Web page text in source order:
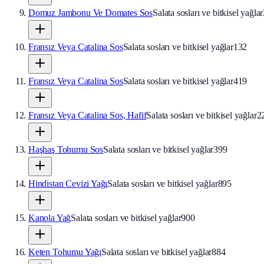
Domuz Jambonu Ve Domates SosSalata sosları ve bitkisel yağlar
Fransız Veya Catalina SosSalata sosları ve bitkisel yağlar132
Fransız Veya Catalina SosSalata sosları ve bitkisel yağlar419
Fransız Veya Catalina Sos, HafifSalata sosları ve bitkisel yağlar
Haşhaş Tohumu SosSalata sosları ve bitkisel yağlar399
Hindistan Cevizi YağıSalata sosları ve bitkisel yağlar895
Kanola YağSalata sosları ve bitkisel yağlar900
Keten Tohumu YağıSalata sosları ve bitkisel yağlar884